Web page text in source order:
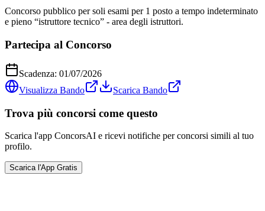
Concorso pubblico per soli esami per 1 posto a tempo indeterminato
e pieno “istruttore tecnico” - area degli istruttori.
Partecipa al Concorso
Scadenza: 01/07/2026
Visualizza Bando
Scarica Bando
Trova più concorsi come questo
Scarica l'app ConcorsAI e ricevi notifiche per concorsi simili al tuo
profilo.
Scarica l'App Gratis